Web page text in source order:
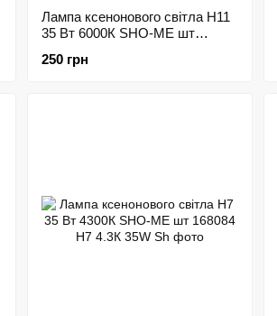
Лампа ксенонового світла H11
35 Вт 6000К SHO-ME шт
250 грн